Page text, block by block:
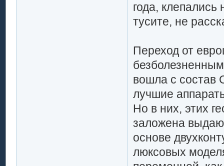
года,
тусите, не
Переход от
вошла с состав
лучшие
Но в них, этих
заложена
основе
люксовых